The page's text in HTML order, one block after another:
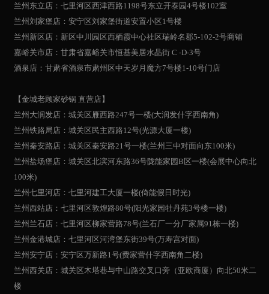
兰州东立店：七里河区西津西路1198号东立开泰园4号楼102室
兰州刘家堡店：安宁区刘家堡街道安置小区1号楼
兰州新区店：新区中川园区西栖霞中心社区瑞岭名郡5-102-2号商铺
嘉峪关市店：甘肃省嘉峪关市恒基美居水晶街 C -D-3号
酒泉店：甘肃省酒泉市肃州区中天岁月魔方7号楼1-10号门店
【金城老顾家砂锅 直营店】
兰州大润发店：城关区雁西路247号一楼(大润发什字西南角)
兰州铁路局店：城关区民主西路12号(光源大厦一楼)
兰州秦安路店：城关区秦安路21号一楼(兰州三中对面向东100米)
兰州盐场堡店：城关区北滨河东路36号陇能家园B区一楼(会展中心向北
100米)
兰州七里河店：七里河建工大厦一楼(倚能假日时光)
兰州西站店：七里河区敦煌路80号(阳光家园牡丹苑3号楼一楼)
兰州兰石店：七里河区柳家营路78号(兰石厂一分厂家属91栋一楼)
兰州金港城店：七里河区河湾堡东街39号(万寿宫对面)
兰州安宁店：安宁区万新路1号(费家营什字西南角二楼)
兰州西关店：城关区木塔巷与中山路交叉口旁（亚欧商厦）向北50米二
楼